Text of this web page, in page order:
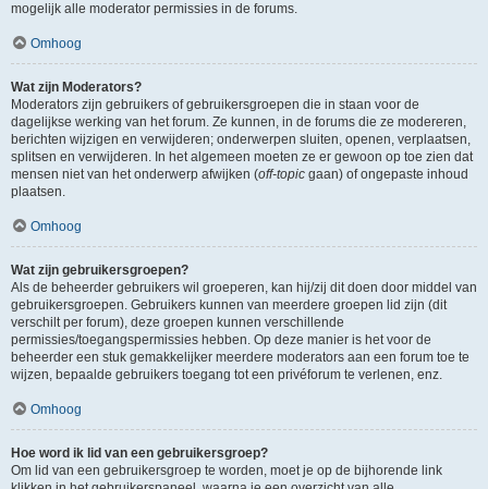
mogelijk alle moderator permissies in de forums.
Omhoog
Wat zijn Moderators?
Moderators zijn gebruikers of gebruikersgroepen die in staan voor de
dagelijkse werking van het forum. Ze kunnen, in de forums die ze modereren,
berichten wijzigen en verwijderen; onderwerpen sluiten, openen, verplaatsen,
splitsen en verwijderen. In het algemeen moeten ze er gewoon op toe zien dat
mensen niet van het onderwerp afwijken (off-topic gaan) of ongepaste inhoud
plaatsen.
Omhoog
Wat zijn gebruikersgroepen?
Als de beheerder gebruikers wil groeperen, kan hij/zij dit doen door middel van
gebruikersgroepen. Gebruikers kunnen van meerdere groepen lid zijn (dit
verschilt per forum), deze groepen kunnen verschillende
permissies/toegangspermissies hebben. Op deze manier is het voor de
beheerder een stuk gemakkelijker meerdere moderators aan een forum toe te
wijzen, bepaalde gebruikers toegang tot een privéforum te verlenen, enz.
Omhoog
Hoe word ik lid van een gebruikersgroep?
Om lid van een gebruikersgroep te worden, moet je op de bijhorende link